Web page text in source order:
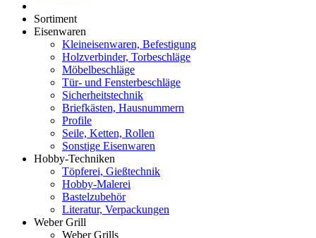
Sortiment
Eisenwaren
Kleineisenwaren, Befestigung
Holzverbinder, Torbeschläge
Möbelbeschläge
Tür- und Fensterbeschläge
Sicherheitstechnik
Briefkästen, Hausnummern
Profile
Seile, Ketten, Rollen
Sonstige Eisenwaren
Hobby-Techniken
Töpferei, Gießtechnik
Hobby-Malerei
Bastelzubehör
Literatur, Verpackungen
Weber Grill
Weber Grills